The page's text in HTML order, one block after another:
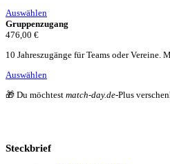
Auswählen
Gruppenzugang
476,00 €
10 Jahreszugänge für Teams oder Vereine.
Auswählen
🎁 Du möchtest match-day.de-Plus
Steckbrief